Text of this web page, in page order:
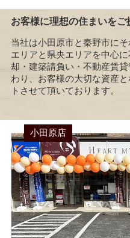
お客様に理想の住まいをご
当社は小田原市と秦野市に
エリアと県央エリアを中心
却・建築請負い・不動産賃
わり、お客様の大切な資産
トさせて頂いております。
小田原店